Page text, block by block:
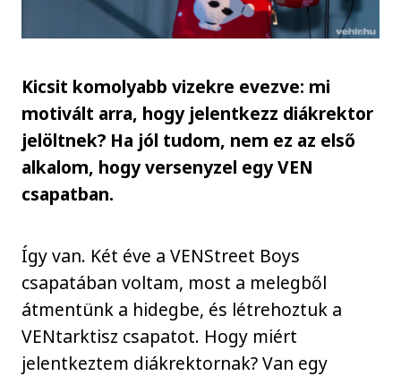
Kicsit komolyabb vizekre evezve: mi
motivált arra, hogy jelentkezz diákrektor
jelöltnek? Ha jól tudom, nem ez az első
alkalom, hogy versenyzel egy VEN
csapatban.
Így van. Két éve a VENStreet Boys
csapatában voltam, most a melegből
átmentünk a hidegbe, és létrehoztuk a
VENtarktisz csapatot. Hogy miért
jelentkeztem diákrektornak? Van egy